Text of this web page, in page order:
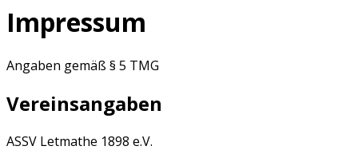
Impressum
Angaben gemäß § 5 TMG
Vereinsangaben
ASSV Letmathe 1898 e.V.